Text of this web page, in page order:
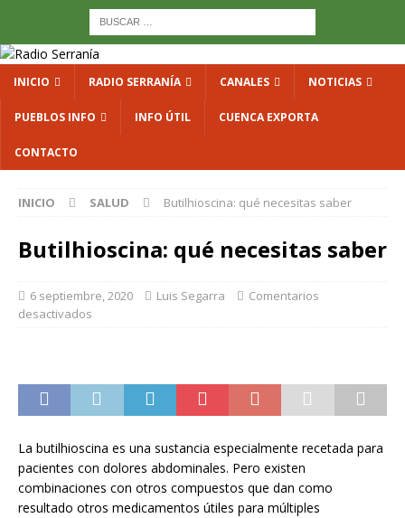
INICIO RADIO SERRANÍA CANALES NOTICIAS
PUEBLOS INFO INFO ÚTIL CUENCA EXPORTA
CONTACTO
INICIO SALUD Butilhioscina: qué necesitas saber
Butilhioscina: qué necesitas saber
6 septiembre, 2020 Luis Segarra
Comentarios
desactivados
La butilhioscina es una sustancia especialmente recetada para
pacientes con dolores abdominales. Pero existen
combinaciones con otros compuestos que dan como
resultado otros medicamentos útiles para múltiples